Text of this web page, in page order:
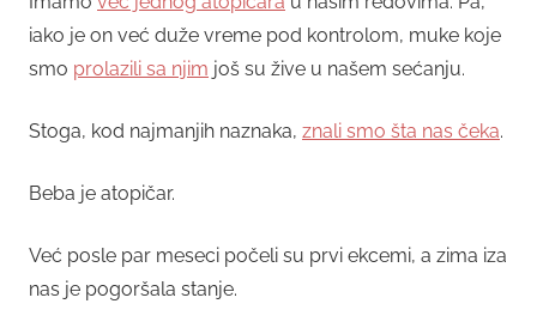
iako je on već duže vreme pod kontrolom, muke koje
smo prolazili sa njim još su žive u našem sećanju.
Stoga, kod najmanjih naznaka, znali smo šta nas čeka.
Beba je atopičar.
Već posle par meseci počeli su prvi ekcemi, a zima iza
nas je pogoršala stanje.